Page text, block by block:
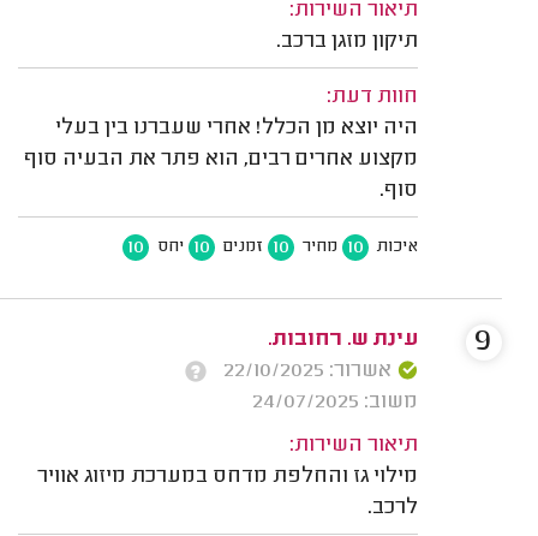
תיאור השירות:
תיקון מזגן ברכב.
חוות דעת:
היה יוצא מן הכלל! אחרי שעברנו בין בעלי
מקצוע אחרים רבים, הוא פתר את הבעיה סוף
סוף.
איכות 10 מחיר 10 זמנים 10 יחס 10
עינת ש. רחובות.
אשרור: 22/10/2025
משוב: 24/07/2025
תיאור השירות:
מילוי גז והחלפת מדחס במערכת מיזוג אוויר
לרכב.
9